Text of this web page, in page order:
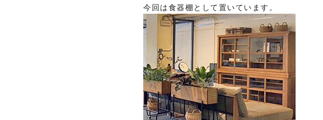
今回は食器棚として置いています。